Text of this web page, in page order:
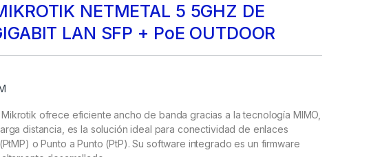
NETMETAL 5 5GHZ DE
LAN SFP + PoE OUTDOOR
ofrece eficiente ancho de banda gracias a la tecnología MIMO,
distancia, es la solución ideal para conectividad de enlaces
o Punto a Punto (PtP). Su software integrado es un firmware